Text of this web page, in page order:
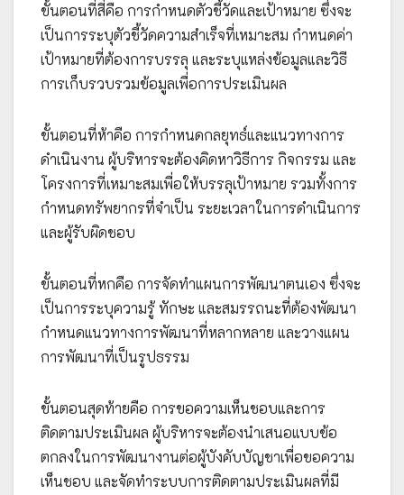
ขั้นตอนที่สี่คือ การกำหนดตัวชี้วัดและเป้าหมาย ซึ่งจะ
เป็นการระบุตัวชี้วัดความสำเร็จที่เหมาะสม กำหนดค่า
เป้าหมายที่ต้องการบรรลุ และระบุแหล่งข้อมูลและวิธี
การเก็บรวบรวมข้อมูลเพื่อการประเมินผล
ขั้นตอนที่ห้าคือ การกำหนดกลยุทธ์และแนวทางการ
ดำเนินงาน ผู้บริหารจะต้องคิดหาวิธีการ กิจกรรม และ
โครงการที่เหมาะสมเพื่อให้บรรลุเป้าหมาย รวมทั้งการ
กำหนดทรัพยากรที่จำเป็น ระยะเวลาในการดำเนินการ
และผู้รับผิดชอบ
ขั้นตอนที่หกคือ การจัดทำแผนการพัฒนาตนเอง ซึ่งจะ
เป็นการระบุความรู้ ทักษะ และสมรรถนะที่ต้องพัฒนา
กำหนดแนวทางการพัฒนาที่หลากหลาย และวางแผน
การพัฒนาที่เป็นรูปธรรม
ขั้นตอนสุดท้ายคือ การขอความเห็นชอบและการ
ติดตามประเมินผล ผู้บริหารจะต้องนำเสนอแบบข้อ
ตกลงในการพัฒนางานต่อผู้บังคับบัญชาเพื่อขอความ
เห็นชอบ และจัดทำระบบการติดตามประเมินผลที่มี